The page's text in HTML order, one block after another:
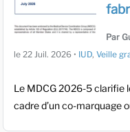
Par
le 22 Juil. 2026 • IUD, Veille
Le MDCG 2026-5 clarifie
cadre d’un co-marquage